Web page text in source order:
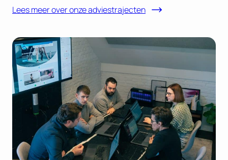
Lees meer over onze adviestrajecten